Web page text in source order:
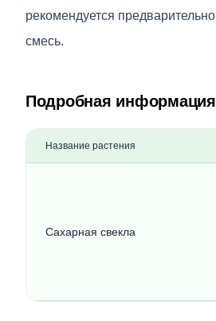
рекомендуется
смесь.
Подробная
Название растения
Сахарная свекла